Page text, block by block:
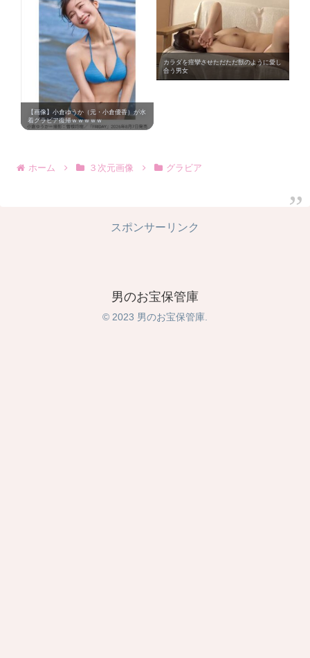
【画像】小倉ゆうか（元・小倉優香）が水
着グラビア復帰ｗｗｗｗｗ
カラダを痙攣させただただ獣のように愛し
合う男女
ホーム ３次元画像 グラビア
スポンサーリンク
男のお宝保管庫
© 2023 男のお宝保管庫.